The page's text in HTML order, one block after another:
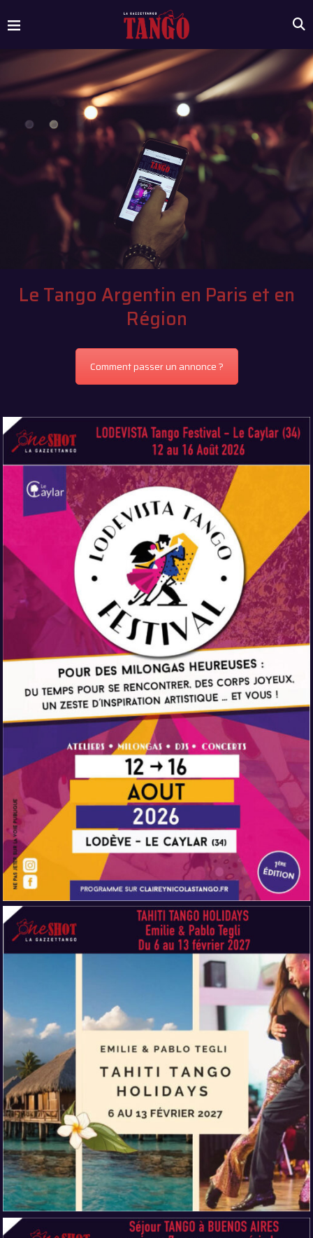
Le Tango Argentin en Paris et en
Région
Comment passer un annonce ?